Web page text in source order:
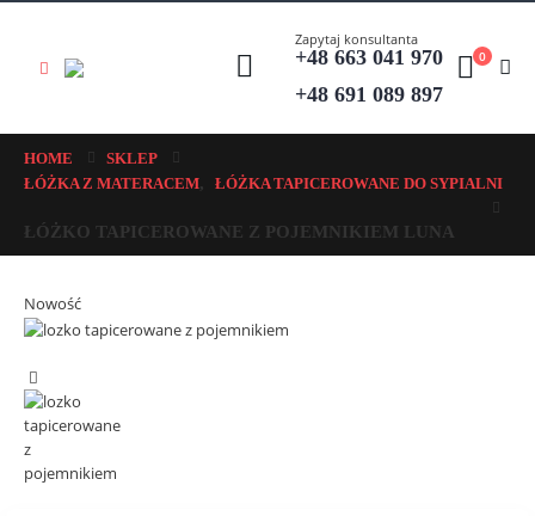
Zapytaj konsultanta
+48 663 041 970
+48 691 089 897
0
HOME
SKLEP
ŁÓŻKA Z MATERACEM, ŁÓŻKA TAPICEROWANE DO SYPIALNI
ŁÓŻKO TAPICEROWANE Z POJEMNIKIEM LUNA
Nowość